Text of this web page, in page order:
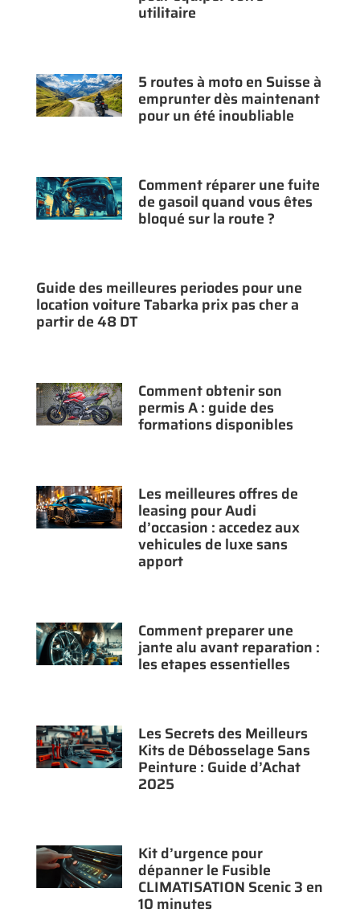
utilitaire
5 routes à moto en Suisse à
emprunter dès maintenant
pour un été inoubliable
Comment réparer une fuite
de gasoil quand vous êtes
bloqué sur la route ?
Guide des meilleures periodes pour une
location voiture Tabarka prix pas cher a
partir de 48 DT
Comment obtenir son
permis A : guide des
formations disponibles
Les meilleures offres de
leasing pour Audi
d’occasion : accedez aux
vehicules de luxe sans
apport
Comment preparer une
jante alu avant reparation :
les etapes essentielles
Les Secrets des Meilleurs
Kits de Débosselage Sans
Peinture : Guide d’Achat
2025
Kit d’urgence pour
dépanner le Fusible
CLIMATISATION Scenic 3 en
10 minutes